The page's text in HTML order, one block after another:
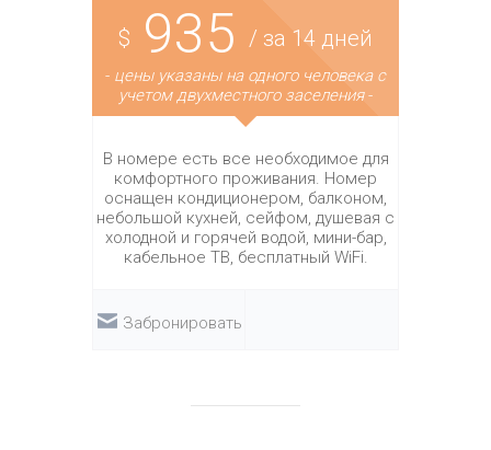
$ 935 / за 14 дней
- цены указаны на одного человека с
учетом двухместного заселения-
В номере есть все необходимое для
комфортного проживания. Номер
оснащен кондиционером, балконом,
небольшой кухней, сейфом, душевая с
холодной и горячей водой, мини-бар,
кабельное ТВ, бесплатный WiFi.
Забронировать